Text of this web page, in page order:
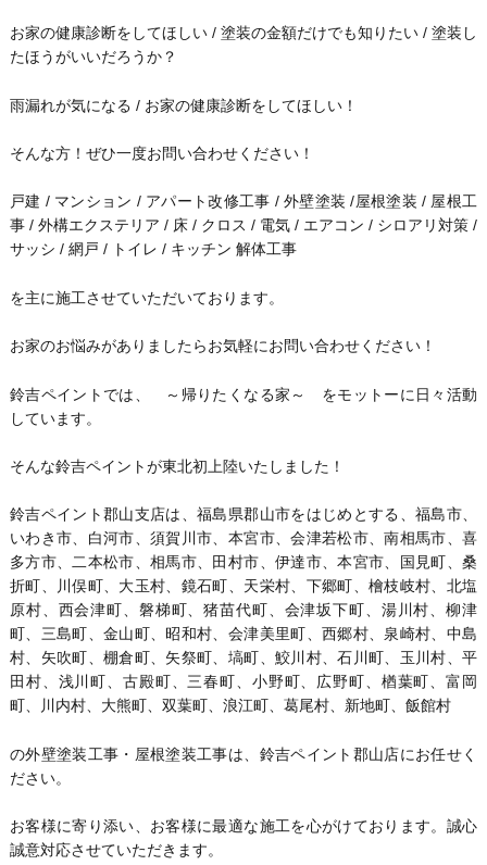
お家の健康診断をしてほしい / 塗装の金額だけでも知りたい / 塗装し
たほうがいいだろうか？
雨漏れが気になる / お家の健康診断をしてほしい！
そんな方！ぜひ一度お問い合わせください！
戸建 / マンション / アパート改修工事 / 外壁塗装 /屋根塗装 / 屋根工
事 / 外構エクステリア / 床 / クロス / 電気 / エアコン / シロアリ対策 /
サッシ / 網戸 / トイレ / キッチン 解体工事
を主に施工させていただいております。
お家のお悩みがありましたらお気軽にお問い合わせください！
鈴吉ペイントでは、 ～帰りたくなる家～ をモットーに日々活動
しています。
そんな鈴吉ペイントが東北初上陸いたしました！
鈴吉ペイント郡山支店は、福島県郡山市をはじめとする、福島市、
いわき市、白河市、須賀川市、本宮市、会津若松市、南相馬市、喜
多方市、二本松市、相馬市、田村市、伊達市、本宮市、国見町、桑
折町、川俣町、大玉村、鏡石町、天栄村、下郷町、檜枝岐村、北塩
原村、西会津町、磐梯町、猪苗代町、会津坂下町、湯川村、柳津
町、三島町、金山町、昭和村、会津美里町、西郷村、泉崎村、中島
村、矢吹町、棚倉町、矢祭町、塙町、鮫川村、石川町、玉川村、平
田村、浅川町、古殿町、三春町、小野町、広野町、楢葉町、富岡
町、川内村、大熊町、双葉町、浪江町、葛尾村、新地町、飯館村
の外壁塗装工事・屋根塗装工事は、鈴吉ペイント郡山店にお任せく
ださい。
お客様に寄り添い、お客様に最適な施工を心がけております。誠心
誠意対応させていただきます。